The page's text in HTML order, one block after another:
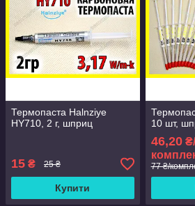
Термопаста Halnziye
HY710, 2 г, шприц
15 ₴ 25 ₴
Купити
10 шт,
46,20₴/
77 ₴/